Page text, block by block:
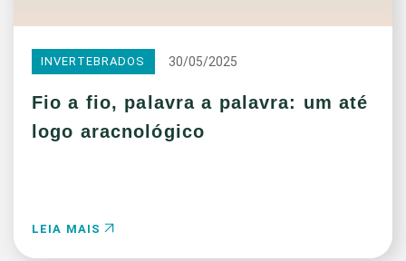
INVERTEBRADOS 30/05/2025
Fio a fio, palavra a palavra: um até
logo aracnológico
LEIA MAIS